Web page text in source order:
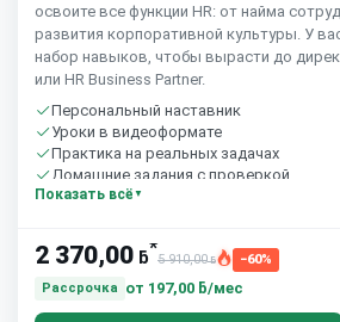
освоите все функции HR: от найма
развития корпоративной культуры. У
набор навыков, чтобы вырасти до
или HR Business Partner.
Персональный наставник
Уроки в видеоформате
Практика на реальных задачах
Домашние задания с проверкой
Бесплатный пробный урок
Показать всё
2 370,00 ƃ*
5 910,00ƃ
−60%
Рассрочка
от 197,00 ƃ/мес